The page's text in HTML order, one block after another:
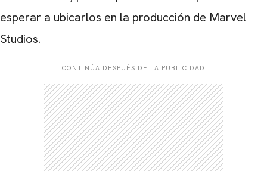
esperar a ubicarlos en la producción de Marvel
Studios.
CONTINÚA DESPUÉS DE LA PUBLICIDAD